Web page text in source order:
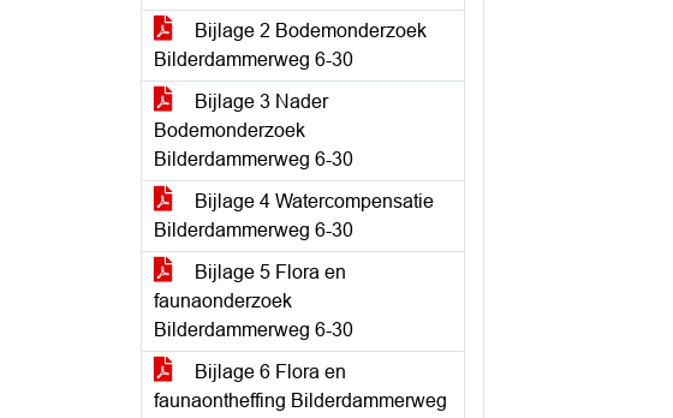
Bijlage 2 Bodemonderzoek
Bilderdammerweg 6-30
Bijlage 3 Nader
Bodemonderzoek
Bilderdammerweg 6-30
Bijlage 4 Watercompensatie
Bilderdammerweg 6-30
Bijlage 5 Flora en
faunaonderzoek
Bilderdammerweg 6-30
Bijlage 6 Flora en
faunaontheffing Bilderdammerweg